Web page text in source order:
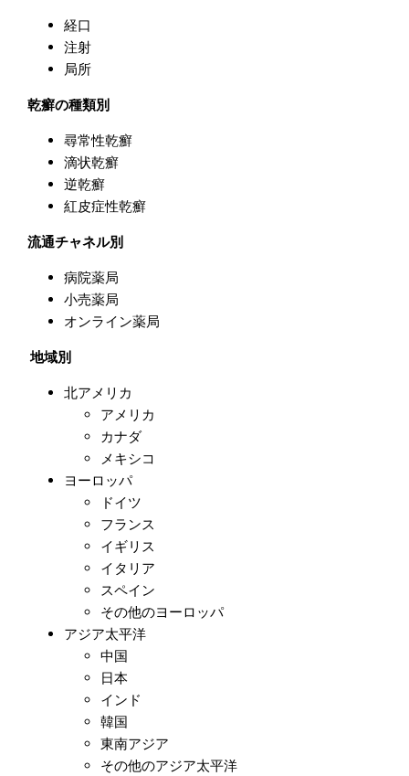
経口
注射
局所
乾癬の種類別
尋常性乾癬
滴状乾癬
逆乾癬
紅皮症性乾癬
流通チャネル別
病院薬局
小売薬局
オンライン薬局
地域別
北アメリカ
アメリカ
カナダ
メキシコ
ヨーロッパ
ドイツ
フランス
イギリス
イタリア
スペイン
その他のヨーロッパ
アジア太平洋
中国
日本
インド
韓国
東南アジア
その他のアジア太平洋